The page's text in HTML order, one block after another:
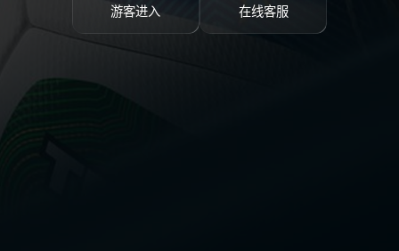
游客进入 在线客服